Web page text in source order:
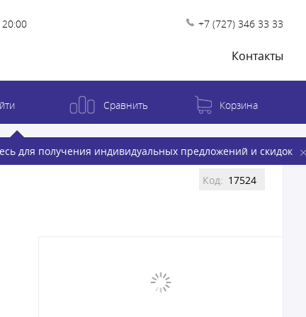
+7 (727) 346 33 33
Контакты
для получения индивидуальных предложений и скидок
Сравнить Корзина
Код: 17524